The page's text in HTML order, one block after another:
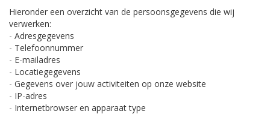
Hieronder een overzicht van de persoonsgegevens die wij
verwerken:
- Adresgegevens
- Telefoonnummer
- E-mailadres
- Locatiegegevens
- Gegevens over jouw activiteiten op onze website
- IP-adres
- Internetbrowser en apparaat type